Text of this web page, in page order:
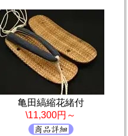
亀田縞縮花緒付
\11,300円～